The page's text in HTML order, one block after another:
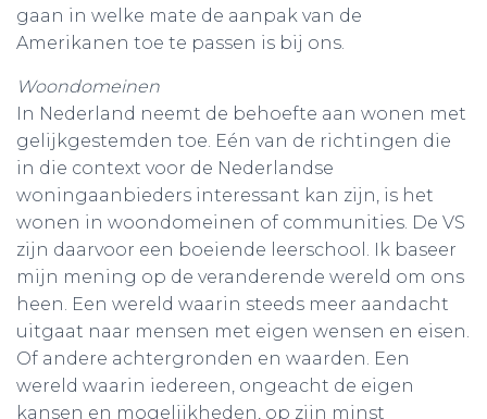
gaan in welke mate de aanpak van de
Amerikanen toe te passen is bij ons.
Woondomeinen
In Nederland neemt de behoefte aan wonen met
gelijkgestemden toe. Eén van de richtingen die
in die context voor de Nederlandse
woningaanbieders interessant kan zijn, is het
wonen in woondomeinen of communities. De VS
zijn daarvoor een boeiende leerschool. Ik baseer
mijn mening op de veranderende wereld om ons
heen. Een wereld waarin steeds meer aandacht
uitgaat naar mensen met eigen wensen en eisen.
Of andere achtergronden en waarden. Een
wereld waarin iedereen, ongeacht de eigen
kansen en mogelijkheden, op zijn minst